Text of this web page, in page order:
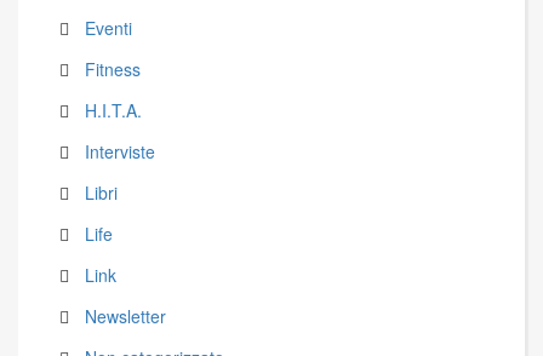
Eventi
Fitness
H.I.T.A.
Interviste
Libri
Life
Link
Newsletter